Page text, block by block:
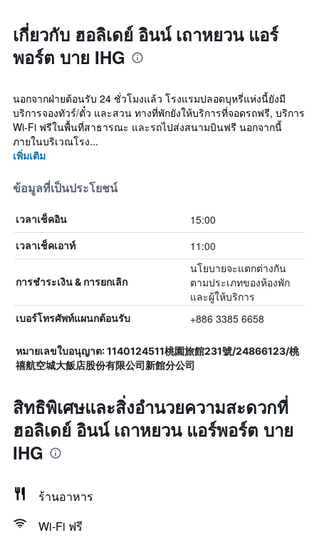
เกี่ยวกับ ฮอลิเดย์ อินน์ เถาหยวน แอร์
พอร์ต บาย IHG
นอกจากฝ่ายต้อนรับ 24 ชั่วโมงแล้ว โรงแรมปลอดบุหรี่แห่งนี้ยังมี
บริการจองทัวร์/ตั๋ว และสวน ทางที่พักยังให้บริการที่จอดรถฟรี, บริการ
Wi-Fi ฟรีในพื้นที่สาธารณะ และรถไปส่งสนามบินฟรี นอกจากนี้
ภายในบริเวณโรง...
เพิ่มเติม
ข้อมูลที่เป็นประโยชน์
เวลาเช็คอิน 15:00
เวลาเช็คเอาท์ 11:00
การชำระเงิน & การยกเลิก
นโยบายจะแตกต่างกัน
ตามประเภทของห้องพัก
และผู้ให้บริการ
เบอร์โทรศัพท์แผนกต้อนรับ +886 3385 6658
หมายเลขใบอนุญาต: 1140124511桃園旅館231號/24866123/桃
禧航空城大飯店股份有限公司新館分公司
สิทธิพิเศษและสิ่งอำนวยความสะดวกที่
ฮอลิเดย์ อินน์ เถาหยวน แอร์พอร์ต บาย
IHG
ร้านอาหาร
Wi-Fi ฟรี